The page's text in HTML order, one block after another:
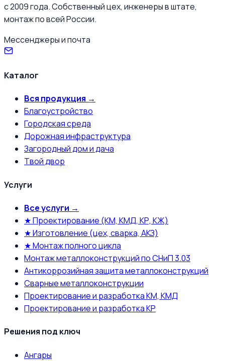
с 2009 года. Собственный цех, инженеры в штате,
монтаж по всей России.
Мессенджеры и почта
Каталог
Вся продукция →
Благоустройство
Городская среда
Дорожная инфраструктура
Загородный дом и дача
Твой двор
Услуги
Все услуги →
★ Проектирование (КМ, КМД, КР, КЖ)
★ Изготовление (цех, сварка, АКЗ)
★ Монтаж полного цикла
Монтаж металлоконструкций по СНиП 3.03
Антикоррозийная защита металлоконструкций
Сварные металлоконструкции
Проектирование и разработка КМ, КМД
Проектирование и разработка КР
Решения под ключ
Ангары